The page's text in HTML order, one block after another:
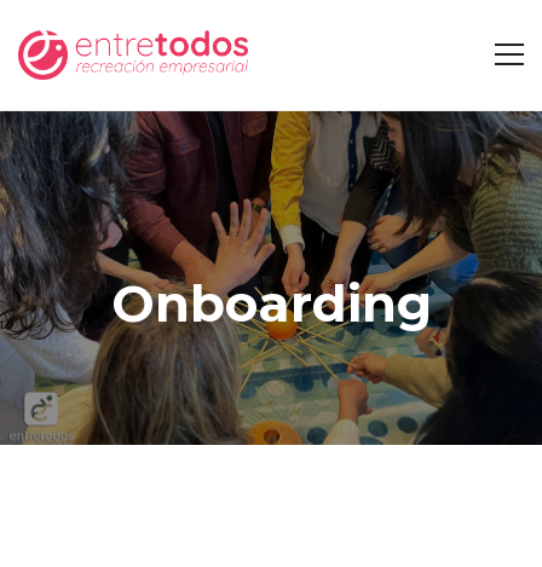
Onboarding